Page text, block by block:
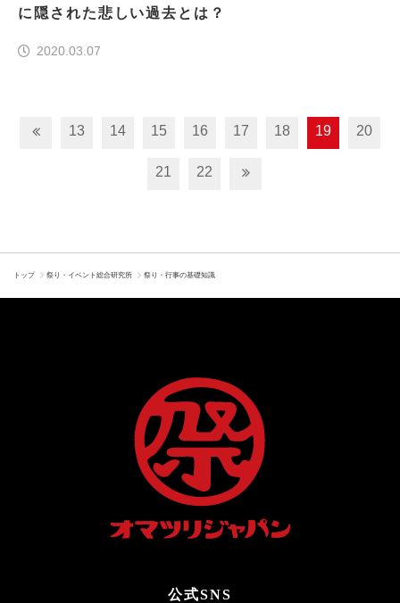
に隠された悲しい過去とは？
2020.03.07
13 14 15 16 17 18 19 20
21 22
トップ 祭り・イベント総合研究所 祭り・行事の基礎知識
公式SNS